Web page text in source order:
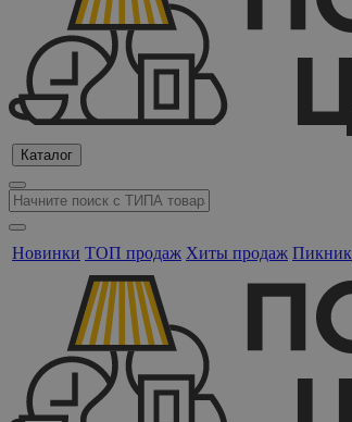
Каталог
Новинки ТОП продаж Хиты продаж Пикник